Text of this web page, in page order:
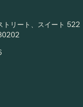
トリート、スイート 522